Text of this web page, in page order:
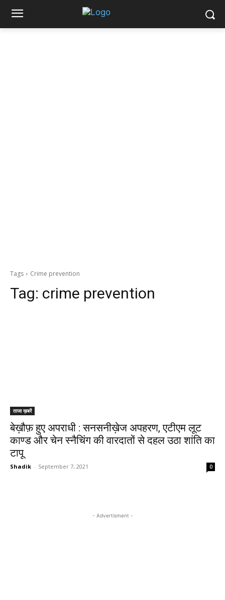
Tags Crime prevention
Tag: crime prevention
ताजा ख़बरें
बेख़ौफ़ हुए अपराधी : सनसनीख़ेज अपहरण, एटीएम लूट
काण्ड और चेन स्नैचिंग की वारदातों से दहल उठा शांति का
टापू
Shadik - September 7, 2021 0
- Advertisment -